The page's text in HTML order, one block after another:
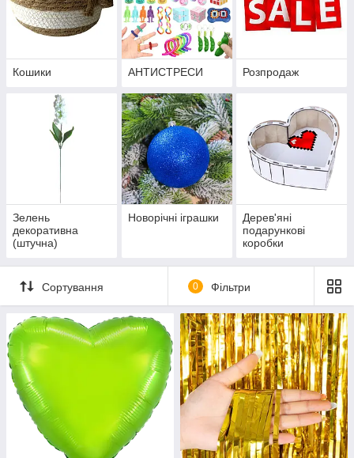
Кошики АНТИСТРЕСИ Розпродаж
Зелень
декоративна
(штучна)
Новорічні іграшки
Дерев'яні
подарункові
коробки
Сортування 0 Фільтри